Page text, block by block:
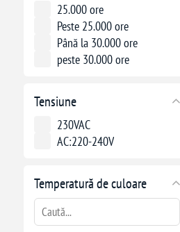
25.000 ore
Peste 25.000 ore
Până la 30.000 ore
peste 30.000 ore
Tensiune
230VAC
AC:220-240V
Temperatură de culoare